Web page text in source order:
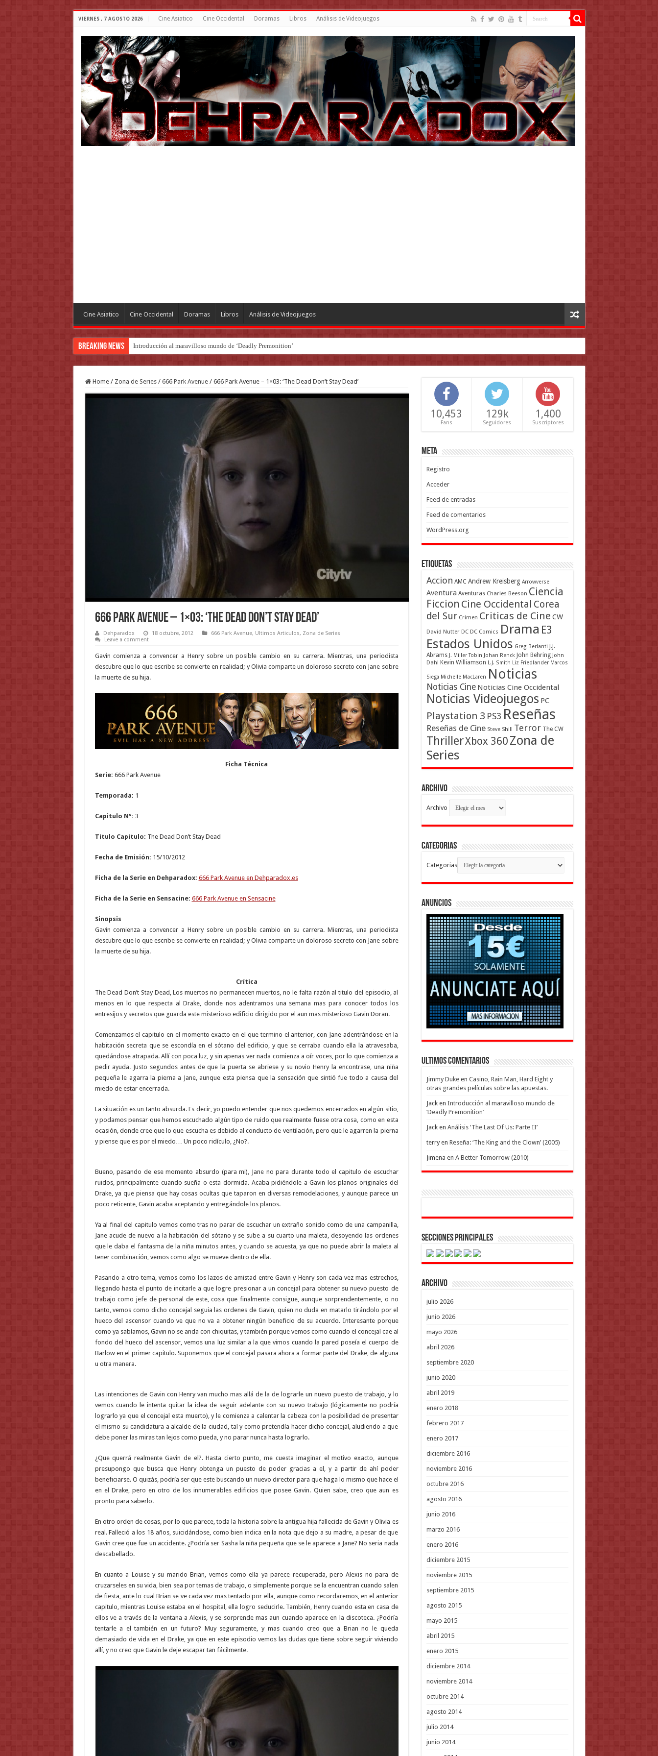
VIERNES , 7 AGOSTO 2026 Cine Asiatico Cine Occidental Doramas Libros Análisis de Videojuegos
Cine Asiatico Cine Occidental Doramas Libros Análisis de Videojuegos
Breaking News Introducción al maravilloso mundo de ‘Deadly Premonition’
Home / Zona de Series / 666 Park Avenue / 666 Park Avenue – 1×03: ‘The Dead Don’t Stay Dead’
666 Park Avenue – 1×03: ‘The Dead Don’t Stay Dead’
Dehparadox 18 octubre, 2012 666 Park Avenue, Ultimos Articulos, Zona de Series
Leave a comment
Gavin comienza a convencer a Henry sobre un posible cambio en su carrera. Mientras, una periodista
descubre que lo que escribe se convierte en realidad; y Olivia comparte un doloroso secreto con Jane sobre
la muerte de su hija.
Ficha Técnica
Serie: 666 Park Avenue
Temporada: 1
Capitulo Nº: 3
Titulo Capitulo: The Dead Don’t Stay Dead
Fecha de Emisión: 15/10/2012
Ficha de la Serie en Dehparadox: 666 Park Avenue en Dehparadox.es
Ficha de la Serie en Sensacine: 666 Park Avenue en Sensacine
Sinopsis
Gavin comienza a convencer a Henry sobre un posible cambio en su carrera. Mientras, una periodista
descubre que lo que escribe se convierte en realidad; y Olivia comparte un doloroso secreto con Jane sobre
la muerte de su hija.
Crítica
The Dead Don’t Stay Dead, Los muertos no permanecen muertos, no le falta razón al titulo del episodio, al
menos en lo que respecta al Drake, donde nos adentramos una semana mas para conocer todos los
entresijos y secretos que guarda este misterioso edificio dirigido por el aun mas misterioso Gavin Doran.
Comenzamos el capitulo en el momento exacto en el que termino el anterior, con Jane adentrándose en la
habitación secreta que se escondía en el sótano del edificio, y que se cerraba cuando ella la atravesaba,
quedándose atrapada. Allí con poca luz, y sin apenas ver nada comienza a oír voces, por lo que comienza a
pedir ayuda. Justo segundos antes de que la puerta se abriese y su novio Henry la encontrase, una niña
pequeña le agarra la pierna a Jane, aunque esta piensa que la sensación que sintió fue todo a causa del
miedo de estar encerrada.
La situación es un tanto absurda. Es decir, yo puedo entender que nos quedemos encerrados en algún sitio,
y podamos pensar que hemos escuchado algún tipo de ruido que realmente fuese otra cosa, como en esta
ocasión, donde cree que lo que escucha es debido al conducto de ventilación, pero que le agarren la pierna
y piense que es por el miedo… Un poco ridículo, ¿No?.
Bueno, pasando de ese momento absurdo (para mi), Jane no para durante todo el capitulo de escuchar
ruidos, principalmente cuando sueña o esta dormida. Acaba pidiéndole a Gavin los planos originales del
Drake, ya que piensa que hay cosas ocultas que taparon en diversas remodelaciones, y aunque parece un
poco reticente, Gavin acaba aceptando y entregándole los planos.
Ya al final del capitulo vemos como tras no parar de escuchar un extraño sonido como de una campanilla,
Jane acude de nuevo a la habitación del sótano y se sube a su cuarto una maleta, desoyendo las ordenes
que le daba el fantasma de la niña minutos antes, y cuando se acuesta, ya que no puede abrir la maleta al
tener combinación, vemos como algo se mueve dentro de ella.
Pasando a otro tema, vemos como los lazos de amistad entre Gavin y Henry son cada vez mas estrechos,
llegando hasta el punto de incitarle a que logre presionar a un concejal para obtener su nuevo puesto de
trabajo como jefe de personal de este, cosa que finalmente consigue, aunque sorprendentemente, o no
tanto, vemos como dicho concejal seguia las ordenes de Gavin, quien no duda en matarlo tirándolo por el
hueco del ascensor cuando ve que no va a obtener ningún beneficio de su acuerdo. Interesante porque
como ya sabíamos, Gavin no se anda con chiquitas, y también porque vemos como cuando el concejal cae al
fondo del hueco del ascensor, vemos una luz similar a la que vimos cuando la pared poseía el cuerpo de
Barlow en el primer capitulo. Suponemos que el concejal pasara ahora a formar parte del Drake, de alguna
u otra manera.
Las intenciones de Gavin con Henry van mucho mas allá de la de lograrle un nuevo puesto de trabajo, y lo
vemos cuando le intenta quitar la idea de seguir adelante con su nuevo trabajo (lógicamente no podría
lograrlo ya que el concejal esta muerto), y le comienza a calentar la cabeza con la posibilidad de presentar
el mismo su candidatura a alcalde de la ciudad, tal y como pretendía hacer dicho concejal, aludiendo a que
debe poner las miras tan lejos como pueda, y no parar nunca hasta lograrlo.
¿Que querrá realmente Gavin de el?. Hasta cierto punto, me cuesta imaginar el motivo exacto, aunque
presupongo que busca que Henry obtenga un puesto de poder gracias a el, y a partir de ahí poder
beneficiarse. O quizás, podría ser que este buscando un nuevo director para que haga lo mismo que hace el
en el Drake, pero en otro de los innumerables edificios que posee Gavin. Quien sabe, creo que aun es
pronto para saberlo.
En otro orden de cosas, por lo que parece, toda la historia sobre la antigua hija fallecida de Gavin y Olivia es
real. Falleció a los 18 años, suicidándose, como bien indica en la nota que dejo a su madre, a pesar de que
Gavin cree que fue un accidente. ¿Podría ser Sasha la niña pequeña que se le aparece a Jane? No seria nada
descabellado.
En cuanto a Louise y su marido Brian, vemos como ella ya parece recuperada, pero Alexis no para de
cruzarseles en su vida, bien sea por temas de trabajo, o simplemente porque se la encuentran cuando salen
de fiesta, ante lo cual Brian se ve cada vez mas tentado por ella, aunque como recordaremos, en el anterior
capitulo, mientras Louise estaba en el hospital, ella logro seducirle. También, Henry cuando esta en casa de
ellos ve a través de la ventana a Alexis, y se sorprende mas aun cuando aparece en la discoteca. ¿Podría
tentarle a el también en un futuro? Muy seguramente, y mas cuando creo que a Brian no le queda
demasiado de vida en el Drake, ya que en este episodio vemos las dudas que tiene sobre seguir viviendo
allí, y no creo que Gavin le deje escapar tan fácilmente.
10,453
Fans
129k
Seguidores
1,400
Suscriptores
Meta
Registro
Acceder
Feed de entradas
Feed de comentarios
WordPress.org
Etiquetas
Accion AMC Andrew Kreisberg Arrowverse
Aventura Aventuras Charles Beeson Ciencia
Ficcion Cine Occidental Corea
del Sur Crimen Criticas de Cine CW
David Nutter DC DC Comics Drama E3
Estados Unidos Greg Berlanti
J.J.
Abrams J. Miller Tobin Johan Renck John Behring John
Dahl Kevin Williamson L.J. Smith Liz Friedlander Marcos
Siega Michelle MacLaren Noticias
Noticias Cine Noticias Cine Occidental
Noticias Videojuegos PC
Playstation 3 PS3 Reseñas
Reseñas de Cine Steve Shill Terror The CW
ThrillerXbox 360 Zona de
Series
Archivo
Archivo
Categorias
Categorias
Anuncios
Ultimos Comentarios
Jimmy Dukeen Casino, Rain Man, Hard Eight y
otras grandes películas sobre las apuestas.
Jacken Introducción al maravilloso mundo de
‘Deadly Premonition’
Jacken Análisis ‘The Last Of Us: Parte II’
terryen Reseña: ‘The King and the Clown’ (2005)
Jimena en A Better Tomorrow (2010)
Secciones Principales
Archivo
julio 2026
junio 2026
mayo 2026
abril 2026
septiembre 2020
junio 2020
abril 2019
enero 2018
febrero 2017
enero 2017
diciembre 2016
noviembre 2016
octubre 2016
agosto 2016
junio 2016
marzo 2016
enero 2016
diciembre 2015
noviembre 2015
septiembre 2015
agosto 2015
mayo 2015
abril 2015
enero 2015
diciembre 2014
noviembre 2014
octubre 2014
agosto 2014
julio 2014
junio 2014